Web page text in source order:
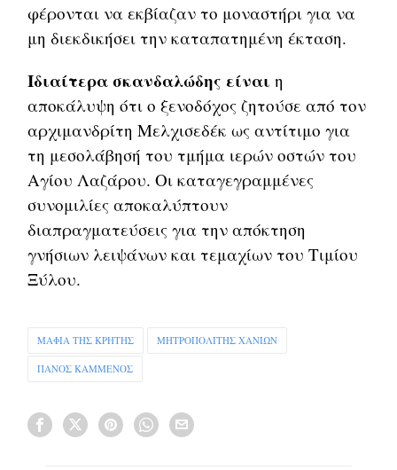
φέρονται να εκβίαζαν το μοναστήρι για να
μη διεκδικήσει την καταπατημένη έκταση.
Ιδιαίτερα σκανδαλώδης είναι η
αποκάλυψη ότι ο ξενοδόχος ζητούσε από τον
αρχιμανδρίτη Μελχισεδέκ ως αντίτιμο για
τη μεσολάβησή του τμήμα ιερών οστών του
Αγίου Λαζάρου. Οι καταγεγραμμένες
συνομιλίες αποκαλύπτουν
διαπραγματεύσεις για την απόκτηση
γνήσιων λειψάνων και τεμαχίων του Τιμίου
Ξύλου.
ΜΑΦΙΑ ΤΗΣ ΚΡΗΤΗΣ ΜΗΤΡΟΠΟΛΙΤΗΣ ΧΑΝΙΩΝ
ΠΑΝΟΣ ΚΑΜΜΕΝΟΣ